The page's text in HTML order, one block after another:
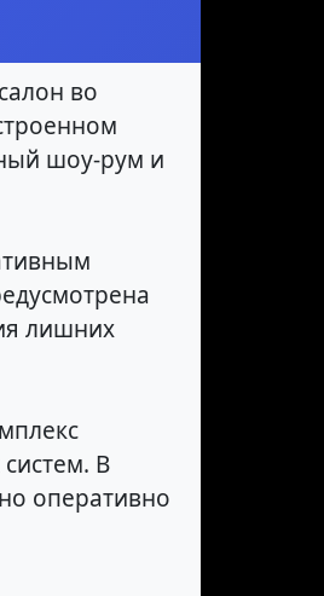
во
шоу-рум и
лишних
В
оперативно